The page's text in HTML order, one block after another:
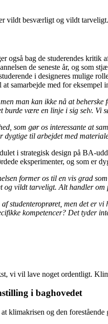
vildt besværligt og vildt
også bag de studerendes kritik
de seneste år, og som
i designeres mulige
samarbejde med for eksempel
man kan ikke nå at
være en linje i sig selv. Vi
som gør os interessante at
dygtige til arbejdet med
i strategisk design på BA-
eksperimenter, og som er
former os til en vis grad
og vildt tarveligt. Alt handler om
studenteroprøret, men det er
kompetencer? Det tyder
vi vil lave noget ordentligt.
i baghovedet
klimakrisen og den